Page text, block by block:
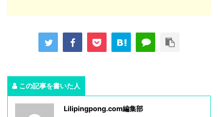
この記事を書いた人
Lilipingpong.com編集部